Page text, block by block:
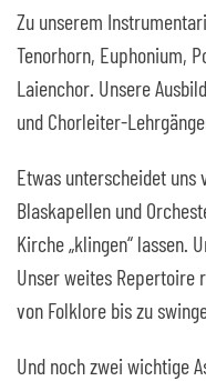
Zu unserem
Tenorhorn, Euphonium,
Laienchor. Unsere
und Chorleiter-
Etwas unterscheidet uns
Blaskapellen und
Kirche „klingen“ lassen.
Unser weites Repertoire
von Folklore bis zu
Und noch zwei wichtige